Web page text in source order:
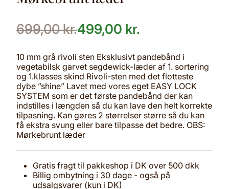
699,00kr.499,00 kr.
10 mm grå rivoli sten Eksklusivt pandebånd i
vegetabilsk garvet segdewick-læder af 1. sortering
og 1.klasses skind Rivoli-sten med det flotteste
dybe ”shine” Lavet med vores eget EASY LOCK
SYSTEM som er det første pandebånd der kan
indstilles i længden så du kan lave den helt korrekte
tilpasning. Kan gøres 2 størrelser større så du kan
få ekstra svung eller bare tilpasse det bedre. OBS:
Mørkebrunt læder
Gratis fragt til pakkeshop i DK over 500 dkk
Billig ombytning i 30 dage - også på
udsalgsvarer (kun i DK)